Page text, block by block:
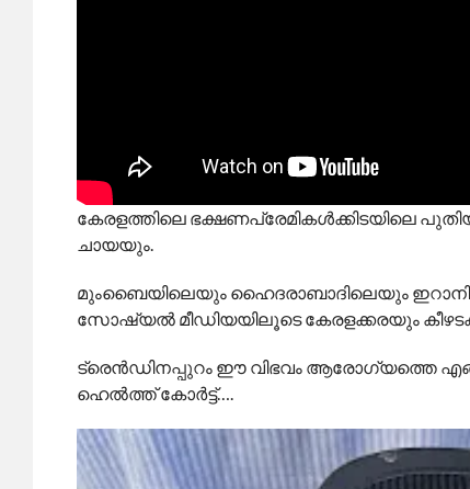
കേരളത്തിലെ ഭക്ഷണപ്രേമികള്‍ക്കിടയിലെ
ചായയും.
മുംബൈയിലെയും ഹൈദരാബാദിലെയും
സോഷ്യല്‍ മീഡിയയിലൂടെ കേരളക്കരയും
ട്രെന്‍ഡിനപ്പുറം ഈ വിഭവം ആരോഗ്യത്തെ
ഹെല്‍ത്ത് കോര്‍ട്ട്….